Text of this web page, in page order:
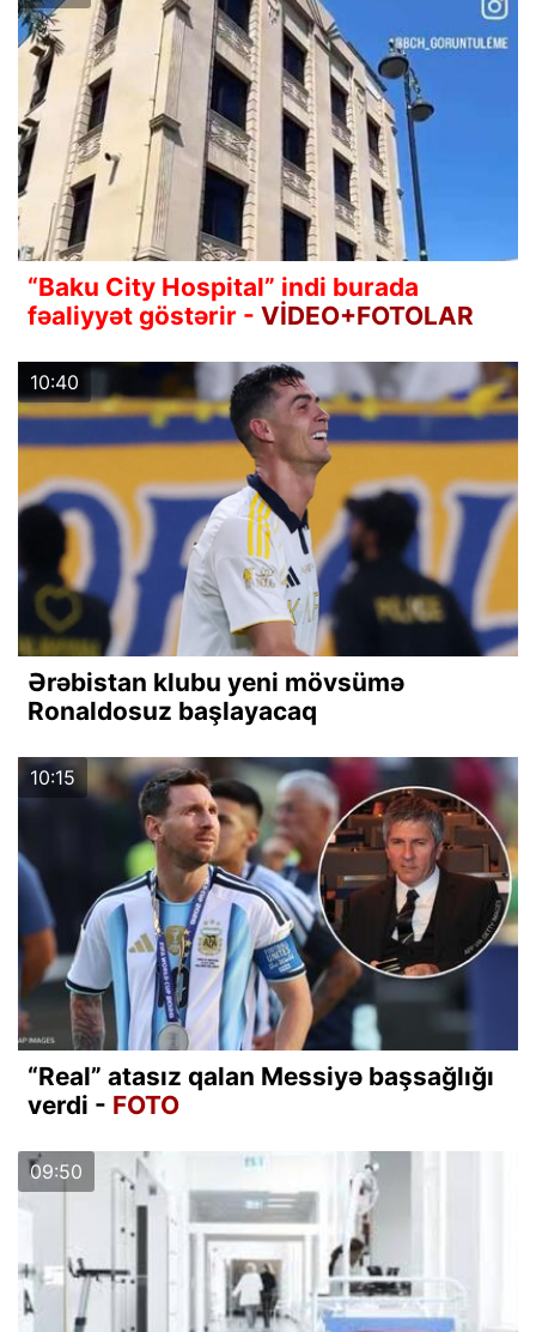
“Baku City Hospital” indi burada
fəaliyyət göstərir - VİDEO+FOTOLAR
10:40
Ərəbistan klubu yeni mövsümə
Ronaldosuz başlayacaq
10:15
“Real” atasız qalan Messiyə başsağlığı
verdi - FOTO
09:50